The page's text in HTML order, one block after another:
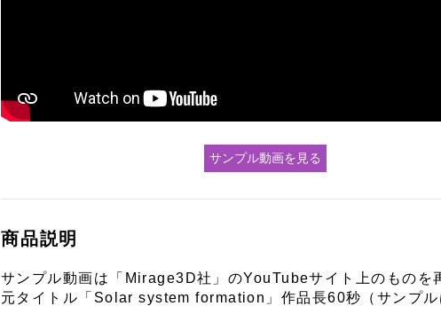
サンプル動画を見る
商品説明
サンプル動画は「Mirage3D社」のYouTubeサイト上のものを
元タイトル「Solar system formation」作品長60秒（サンプル